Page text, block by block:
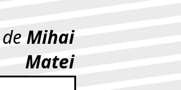
Mihai
Matei